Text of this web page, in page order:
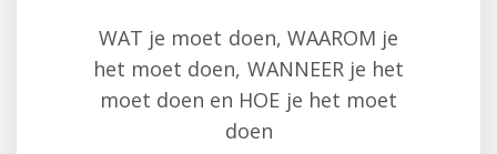
WAT je moet doen, WAAROM je
het moet doen, WANNEER je het
moet doen en HOE je het moet
doen